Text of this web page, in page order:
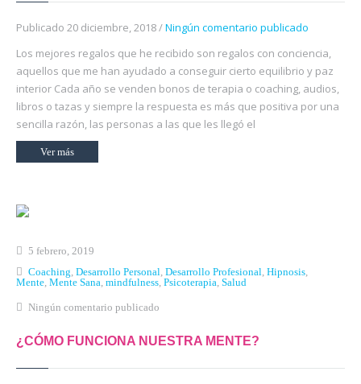
Publicado 20 diciembre, 2018 /Ningún comentario publicado
Los mejores regalos que he recibido son regalos con conciencia,
aquellos que me han ayudado a conseguir cierto equilibrio y paz
interior Cada año se venden bonos de terapia o coaching, audios,
libros o tazas y siempre la respuesta es más que positiva por una
sencilla razón, las personas a las que les llegó el
Ver más
5 febrero, 2019
Coaching Desarrollo Personal Desarrollo Profesional Hipnosis
Mente Mente Sana mindfulness Psicoterapia Salud
Ningún comentario publicado
¿CÓMO FUNCIONA NUESTRA MENTE?